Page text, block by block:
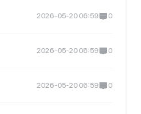
2026-05-20 06:59 0
2026-05-20 06:59 0
2026-05-20 06:59 0